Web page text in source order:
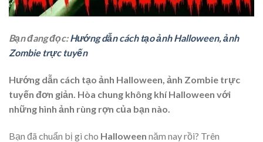
Bạn đang đọc:Hướng dẫn cách tạo ảnh Halloween, ảnh
Zombie trực tuyến
Hướng dẫn cách tạo ảnh Halloween, ảnh Zombie trực
tuyến đơn giản. Hòa chung không khí Halloween với
những hình ảnh rùng rợn của bạn nào.
Bạn đã chuẩn bị gì cho Halloween năm nay rồi? Trên